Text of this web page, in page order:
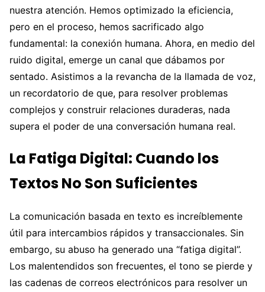
nuestra atención. Hemos optimizado la eficiencia,
pero en el proceso, hemos sacrificado algo
fundamental: la conexión humana. Ahora, en medio del
ruido digital, emerge un canal que dábamos por
sentado. Asistimos a la revancha de la llamada de voz,
un recordatorio de que, para resolver problemas
complejos y construir relaciones duraderas, nada
supera el poder de una conversación humana real.
La Fatiga Digital: Cuando los
Textos No Son Suficientes
La comunicación basada en texto es increíblemente
útil para intercambios rápidos y transaccionales. Sin
embargo, su abuso ha generado una “fatiga digital”.
Los malentendidos son frecuentes, el tono se pierde y
las cadenas de correos electrónicos para resolver un